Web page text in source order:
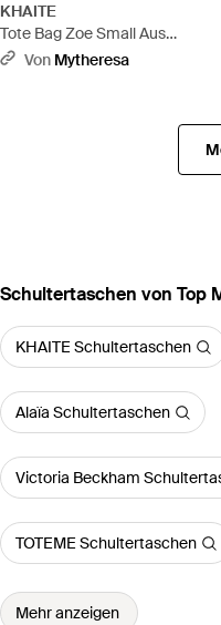
KHAITE
Tote Bag Zoe Small Aus
Raffiabast Mit Leder - Schwarz
Von Mytheresa
Schultertaschen von Top
KHAITE Schultertaschen
Alaïa Schultertaschen
Victoria Beckham
TOTEME Schultertaschen
Mehr anzeigen